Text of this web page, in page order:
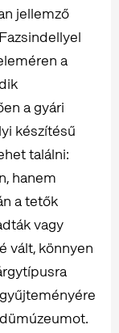
jellemző
a
a gyári
készítésű
találni:
hanem
a tetők
vagy
vált, könnyen